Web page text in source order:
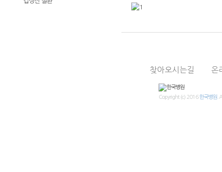
찾아오시는길 온
Copyright (c) 2016한국병원.